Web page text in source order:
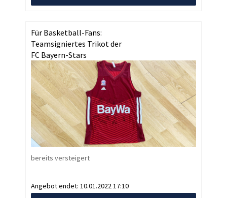
Für Basketball-Fans:
Teamsigniertes Trikot der
FC Bayern-Stars
bereits versteigert
Angebot endet: 10.01.2022 17:10